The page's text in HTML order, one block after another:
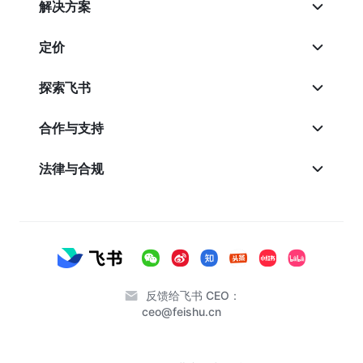
解决方案
定价
探索飞书
合作与支持
法律与合规
反馈给飞书 CEO：
ceo@feishu.cn